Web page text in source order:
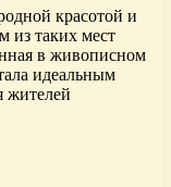
красотой и
из таких мест
в живописном
идеальным
жителей